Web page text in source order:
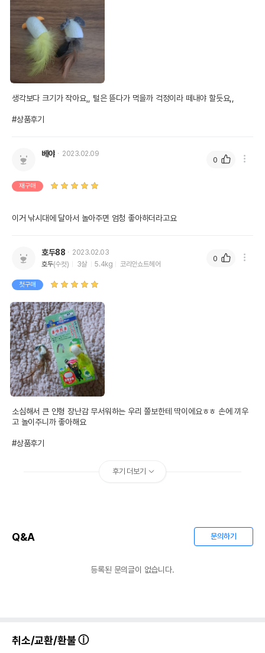
생각보다 크기가 작아요,, 털은 뜯다가 먹을까 걱정이라 떼내야 할듯요,,
#상품후기
베야 2023.02.09
재구매
이거 낚시대에 달아서 놀아주면 엄청 좋아하더라고요
0
호두88
2023.02.03
호두(수컷) 3살 5.4kg 코리안쇼트헤어
첫구매
소심해서 큰 인형 장난감 무서워하는 우리 쫄보한테 딱이에요ㅎㅎ 손에 끼우
고 놀이주니까 좋아해요
#상품후기
0
후기 더보기
Q&A 문의하기
등록된 문의글이 없습니다.
취소/교환/환불